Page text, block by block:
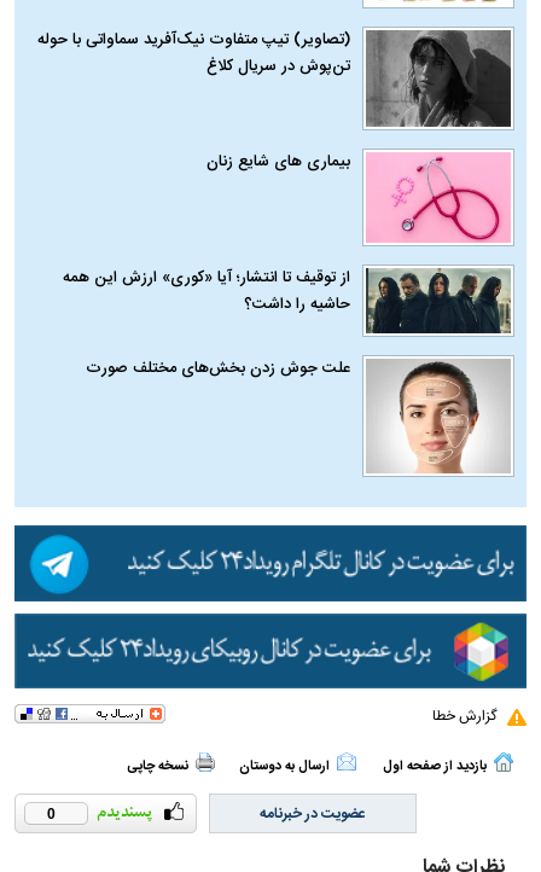
(تصاویر) تیپ متفاوت نیک‌آفرید سماواتی با حوله
تن‌پوش در سریال کلاغ
بیماری‌ های شایع زنان
از توقیف تا انتشار؛ آیا «کوری» ارزش این همه
حاشیه را داشت؟
علت جوش زدن بخش‌های مختلف صورت
گزارش خطا
بازدید از صفحه اول ارسال به دوستان نسخه چاپی
0 عضویت در خبرنامه